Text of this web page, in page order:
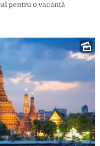
pentru o vacanță